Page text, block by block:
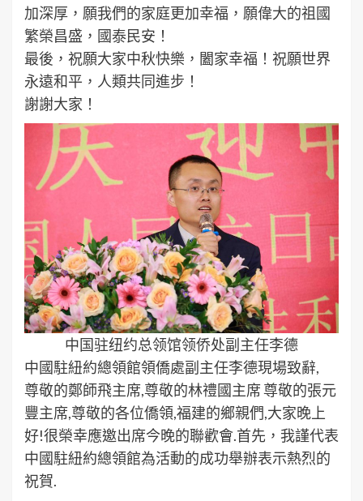
加深厚，願我們的家庭更加幸福，願偉大的祖國
繁榮昌盛，國泰民安！
最後，祝願大家中秋快樂，闔家幸福！祝願世界
永遠和平，人類共同進步！
謝謝大家！
中国驻纽约总领馆领侨处副主任李德
中國駐紐約總領館領僑處副主任李德現場致辭,
尊敬的鄭師飛主席,尊敬的林禮國主席 尊敬的張元
豐主席,尊敬的各位僑領,福建的鄉親們,大家晚上
好!很榮幸應邀出席今晚的聯歡會.首先，我謹代表
中國駐紐約總領館為活動的成功舉辦表示熱烈的
祝賀.